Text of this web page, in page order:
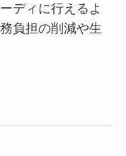
ディに行えるよ
負担の削減や生